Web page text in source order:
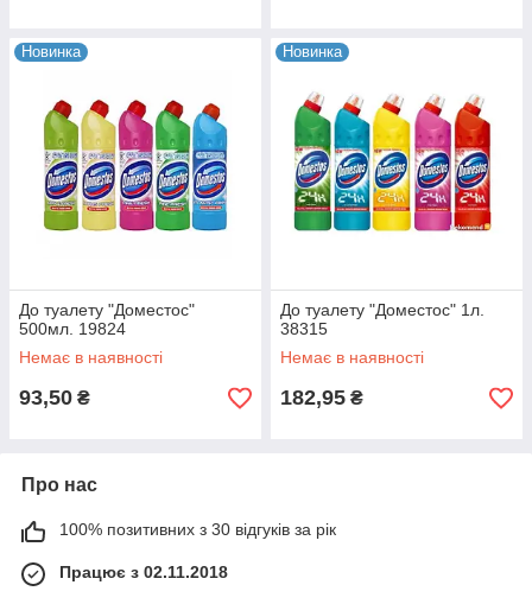
Новинка
До туалету "Доместос"
500мл. 19824
Немає в наявності
93,50 ₴
Новинка
До туалету "Доместос" 1л.
38315
Немає в наявності
182,95 ₴
Про нас
100% позитивних з 30 відгуків за рік
Працює з 02.11.2018